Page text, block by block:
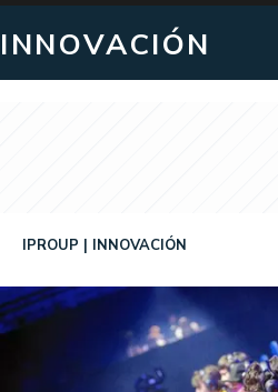
INNOVACIÓN
IPROUP INNOVACIÓN